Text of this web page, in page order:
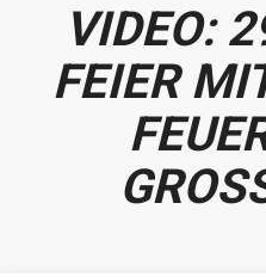
VIDEO:
FEIER